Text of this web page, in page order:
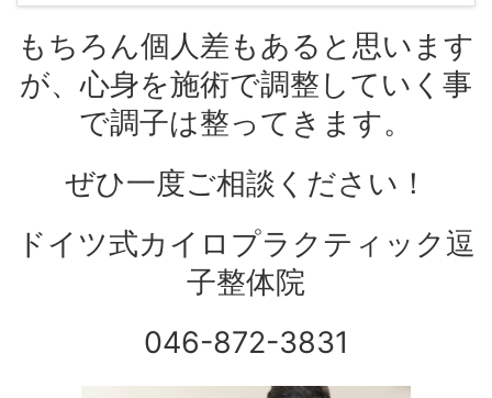
もちろん個人差もあると思います
が、心身を施術で調整していく事
で調子は整ってきます。
ぜひ一度ご相談ください！
ドイツ式カイロプラクティック逗
子整体院
046-872-3831